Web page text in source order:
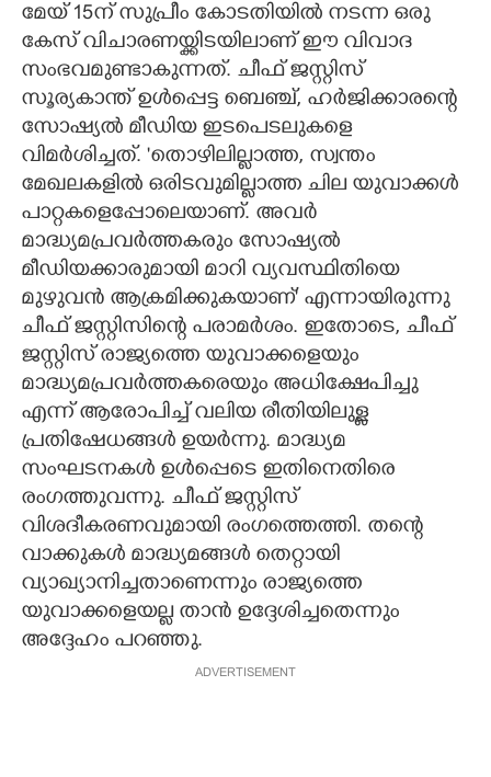
മേയ് 15ന് സുപ്രീം കോടതിയിൽ നടന്ന ഒരു
കേസ് വിചാരണയ്ക്കിടയിലാണ് ഈ വിവാദ
സംഭവമുണ്ടാകുന്നത്. ചീഫ് ജസ്റ്റിസ്
സൂര്യകാന്ത് ഉൾപ്പെട്ട ബെഞ്ച്, ഹർജിക്കാരന്റെ
സോഷ്യൽ മീഡിയ ഇടപെടലുകളെ
വിമർശിച്ചത്. "തൊഴിലില്ലാത്ത, സ്വന്തം
മേഖലകളിൽ ഒരിടവുമില്ലാത്ത ചില യുവാക്കൾ
പാറ്റകളെപ്പോലെയാണ്. അവർ
മാദ്ധ്യമപ്രവർത്തകരും സോഷ്യൽ
മീഡിയക്കാരുമായി മാറി വ്യവസ്ഥിതിയെ
മുഴുവൻ ആക്രമിക്കുകയാണ്" എന്നായിരുന്നു
ചീഫ് ജസ്റ്റിസിന്റെ പരാമർശം. ഇതോടെ, ചീഫ്
ജസ്റ്റിസ് രാജ്യത്തെ യുവാക്കളെയും
മാദ്ധ്യമപ്രവർത്തകരെയും അധിക്ഷേപിച്ചു
എന്ന് ആരോപിച്ച് വലിയ രീതിയിലുള്ള
പ്രതിഷേധങ്ങൾ ഉയർന്നു. മാദ്ധ്യമ
സംഘടനകൾ ഉൾപ്പെടെ ഇതിനെതിരെ
രംഗത്തുവന്നു. ചീഫ് ജസ്റ്റിസ്
വിശദീകരണവുമായി രംഗത്തെത്തി. തന്റെ
വാക്കുകൾ മാദ്ധ്യമങ്ങൾ തെറ്റായി
വ്യാഖ്യാനിച്ചതാണെന്നും രാജ്യത്തെ
യുവാക്കളെയല്ല താൻ ഉദ്ദേശിച്ചതെന്നും
അദ്ദേഹം പറഞ്ഞു.
ADVERTISEMENT